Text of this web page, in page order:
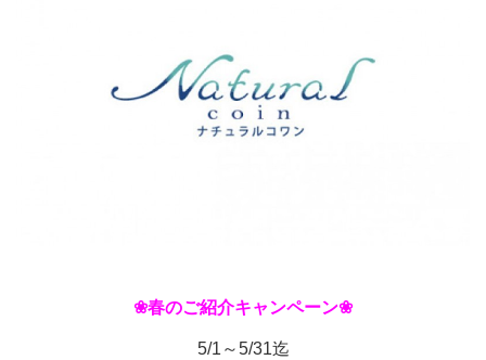
❀春のご紹介キャンペーン❀
5/1～5/31迄